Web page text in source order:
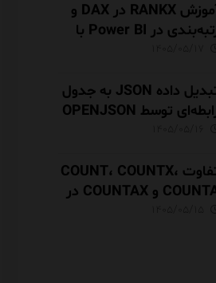
آموزش RANKX در DAX و
رتبه‌بندی در Power BI با
تبدیل داده JSON به جدول
رابطه‌ای توسط OPENJSON
تفاوت COUNT، COUNTX،
COUNTA و COUNTAX در